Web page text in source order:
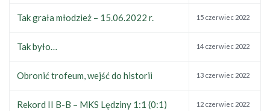
Tak grała młodzież – 15.06.2022 r. 15 czerwiec 2022
Tak było… 14 czerwiec 2022
Obronić trofeum, wejść do historii 13 czerwiec 2022
Rekord II B-B – MKS Lędziny 1:1 (0:1) 12 czerwiec 2022